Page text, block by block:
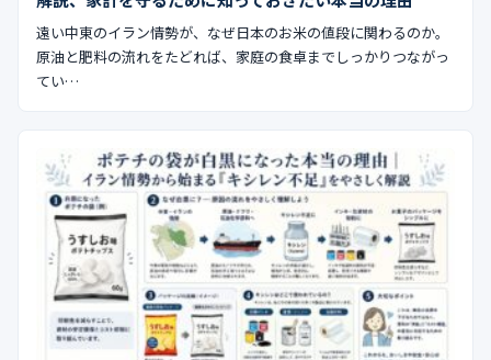
遠い中東のイラン情勢が、なぜ日本のお米の値段に関わるのか。
原油と肥料の流れをたどれば、家庭の食卓までしっかりつながっ
てい…